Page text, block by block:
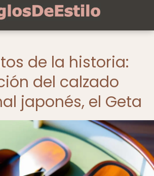
de la historia:
del calzado
japonés, el Geta